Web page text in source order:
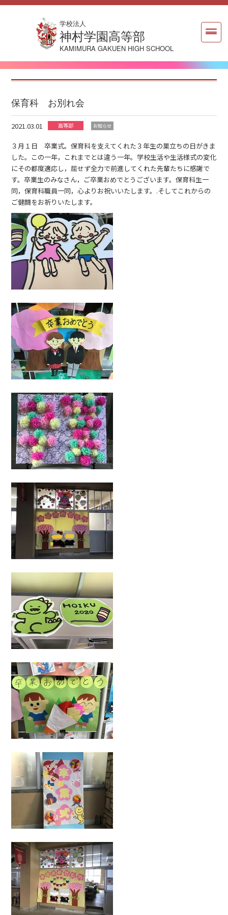
学校法人
神村学園高等部
KAMIMURA GAKUEN HIGH SCHOOL
保育科 お別れ会
2021.03.01 高等部 お知らせ
３月１日 卒業式。保育科を支えてくれた３年生の巣立ちの日がきま
した。この一年，これまでとは違う一年。学校生活や生活様式の変化
にその都度適応し，屈せず全力で前進してくれた先輩たちに感謝で
す。卒業生のみなさん，ご卒業おめでとうございます。保育科生一
同，保育科職員一同，心よりお祝いいたします。.そしてこれからの
ご健闘をお祈りいたします。